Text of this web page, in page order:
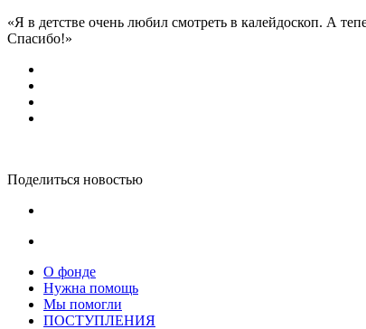
«Я в детстве очень любил смотреть в калейдоскоп. А
Спасибо!»
Поделиться новостью
О фонде
Нужна помощь
Мы помогли
ПОСТУПЛЕНИЯ